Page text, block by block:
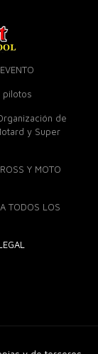
pilotos
de
y Super
Y MOTO
TODOS LOS